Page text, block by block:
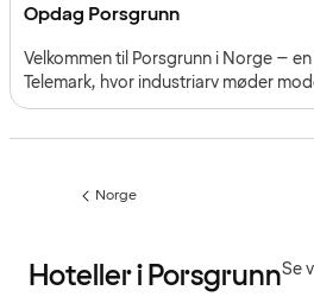
Opdag Porsgrunn
Velkommen til Porsgrunn i Norge –
Telemark, hvor industriarv møder
Byen ligger smukt ved
Forrige
Norge
Hoteller i PorsgrunnSe